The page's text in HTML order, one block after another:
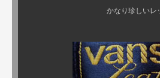
かなり珍しいレッド